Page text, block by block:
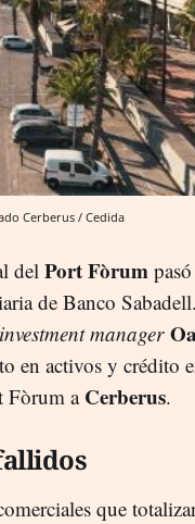
Cerberus / Cedida
del Port Fòrum
de Banco
investment manager
en activos y crédito
Fòrum a Cerberus.
que